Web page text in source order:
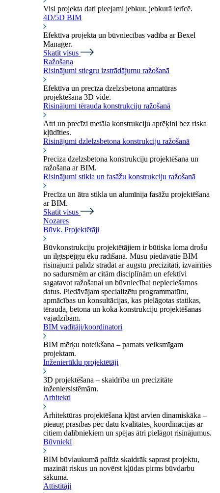
Visi projekta dati pieejami jebkur, jebkurā ierīcē.
4D/5D BIM
Efektīva projekta un būvniecības vadība ar Bexel
Manager.
Skatīt visus
Ražošana
Risinājumi stiegru izstrādājumu ražošanā
Efektīva un precīza dzelzsbetona armatūras
projektēšana 3D vidē.
Risinājumi tērauda konstrukciju ražošanā
Ātri un precīzi metāla konstrukciju aprēķini bez riska
kļūdīties.
Risinājumi dzlelzsbetona konstrukciju ražošanā
Precīza dzelzsbetona konstrukciju projektēšana un
ražošana ar BIM.
Risinājumi stikla un fasāžu konstrukciju ražošanā
Precīza un ātra stikla un alumīnija fasāžu projektēšana
ar BIM.
Skatīt visus
Nozares
Būvk. Projektētāji
Būvkonstrukciju projektētājiem ir būtiska loma drošu
un ilgtspējīgu ēku radīšanā. Mūsu piedāvātie BIM
risinājumi palīdz strādāt ar augstu precizitāti, izvairīties
no sadursmēm ar citām disciplīnām un efektīvi
sagatavot ražošanai un būvniecībai nepieciešamos
datus. Piedāvājam specializētu programmatūru,
apmācības un konsultācijas, kas pielāgotas statikas,
tērauda, betona un koka konstrukciju projektēšanas
vajadzībām.
BIM vadītāji/koordinatori
BIM mērķu noteikšana – pamats veiksmīgam
projektam.
Inženiertīklu projektētāji
3D projektēšana – skaidrība un precizitāte
inženiersistēmām.
Arhitekti
Arhitektūras projektēšana kļūst arvien dinamiskāka –
pieaug prasības pēc datu kvalitātes, koordinācijas ar
citiem dalībniekiem un spējas ātri pielāgot risinājumus.
Būvnieki
BIM būvlaukumā palīdz skaidrāk saprast projektu,
mazināt riskus un novērst kļūdas pirms būvdarbu
sākuma.
Attīstītāji